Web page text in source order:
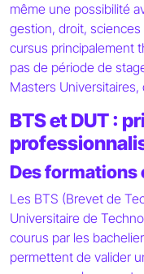
même une possibilité
gestion, droit,
cursus principalement
pas de période de
Masters
BTS et DUT :
Des formations
Les BTS (Brevet de
Universitaire de
courus par les
permettent de valider